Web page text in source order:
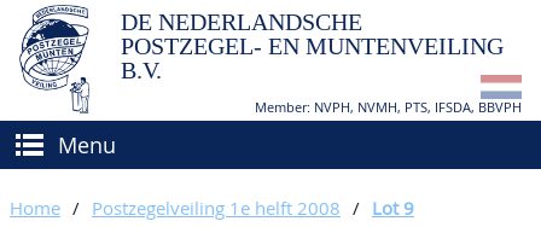
DE NEDERLANDSCHE
POSTZEGEL- EN MUNTENVEILING
B.V.
Member: NVPH, NVMH, PTS, IFSDA, BBVPH
Menu
Home / Postzegelveiling 1e helft 2008 / Lot 9